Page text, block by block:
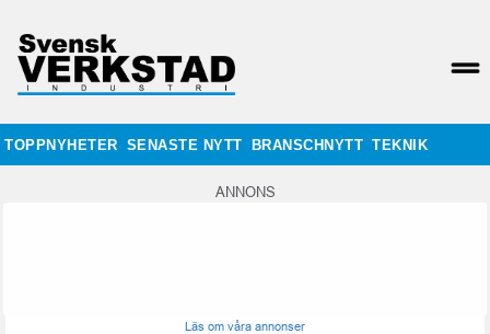
TOPPNYHETER SENASTE NYTT BRANSCHNYTT TEKNIK
ANNONS
Läs om våra annonser